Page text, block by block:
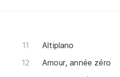
Altiplano
Amour, année zéro